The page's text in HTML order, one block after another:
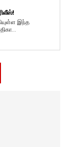
இந்த